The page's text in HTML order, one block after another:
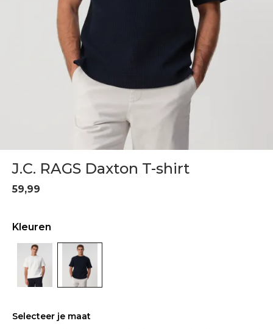
J.C. RAGS Daxton T-shirt
59,99
Kleuren
Selecteer je maat